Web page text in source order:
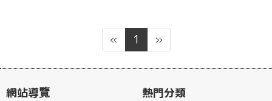
« 1 »
網站導覽
熱門分類